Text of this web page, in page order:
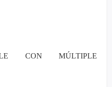
CON MÚLTIPLE